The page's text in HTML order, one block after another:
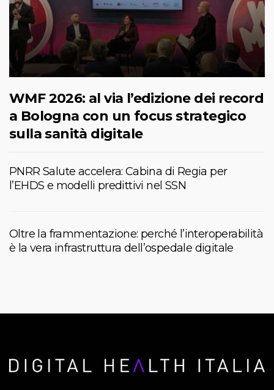
WMF 2026: al via l’edizione dei record
a Bologna con un focus strategico
sulla sanità digitale
PNRR Salute accelera: Cabina di Regia per
l’EHDS e modelli predittivi nel SSN
Oltre la frammentazione: perché l’interoperabilità
è la vera infrastruttura dell’ospedale digitale